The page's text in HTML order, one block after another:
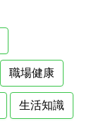
職場健康
生活知識